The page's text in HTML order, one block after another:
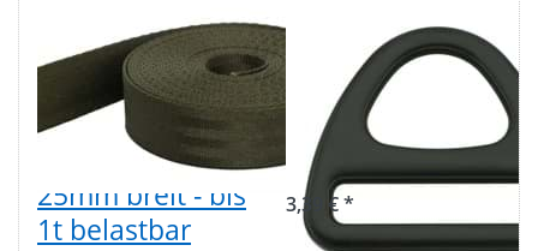
Sicherheitsgurtband
/ Kindergurt
khaki aus
Polyamid -
25mm breit - bis
1t belastbar
D-Ring mit Steg
- Schwarz -
50mm
Durchlass - 1
Stück
3,39 € *